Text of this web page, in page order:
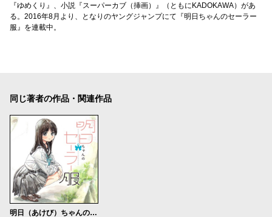
『ゆめくり』、小説『スーパーカブ（挿画）』（ともにKADOKAWA）があ
る。2016年8月より、となりのヤングジャンプにて『明日ちゃんのセーラー
服』を連載中。
同じ著者の作品・関連作品
明日（あけび）ちゃんのセーラー服 番外編